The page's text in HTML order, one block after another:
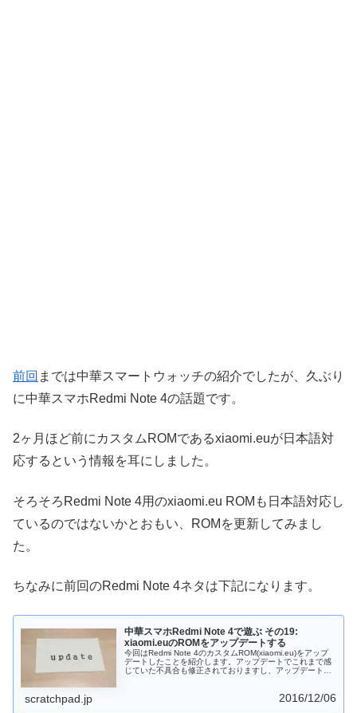
前回 までは中華スマートウォッチの紹介でしたが、久ぶり
に中華スマホRedmi Note 4の話題です。
2ヶ月ほど前にカスタムROMであるxiaomi.euが日本語対
応するという情報を耳にしました。
そろそろRedmi Note 4用のxiaomi.eu ROMも日本語対応し
ているのではないかとおもい、ROMを更新してみまし
た。
ちなみに前回のRedmi Note 4ネタは下記になります。
中華スマホRedmi Note 4で遊ぶ その19:
xiaomi.euのROMをアップデートする
今回はRedmi Note 4のカスタムROM(xiaomi.eu)をアップ
デートしたことを紹介します。アップデートでこれまで感
じていた不具合も修正されておりますし、アップデートし
scratchpad.jp 2016/12/06